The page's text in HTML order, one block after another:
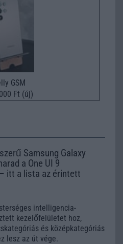
GSM
Ft (új)
Samsung Galaxy
a One UI 9
itt a lista az érintett
intelligencia-
kezelőfelületet hoz,
és középkategóriás
lesz az út vége.